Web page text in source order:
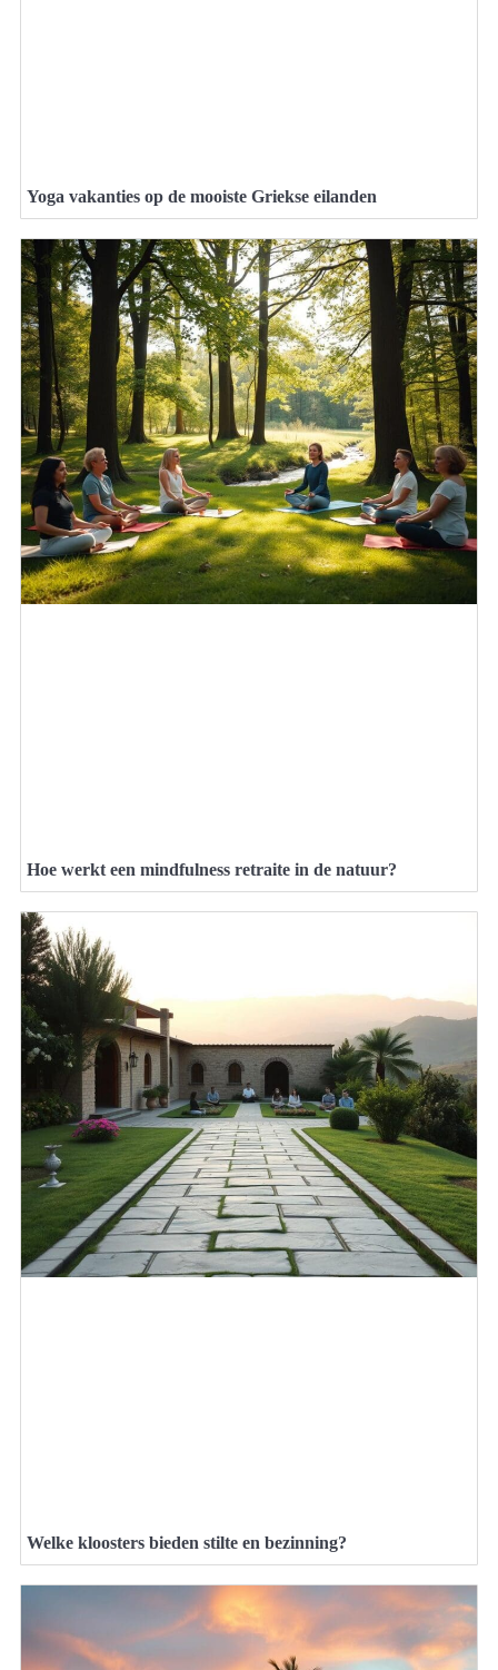
Yoga vakanties op de mooiste Griekse eilanden
Hoe werkt een mindfulness retraite in de natuur?
Welke kloosters bieden stilte en bezinning?